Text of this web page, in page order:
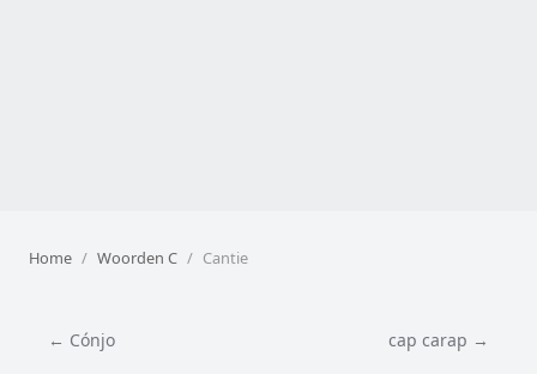
Home Woorden C Cantie
← Cónjo cap carap →